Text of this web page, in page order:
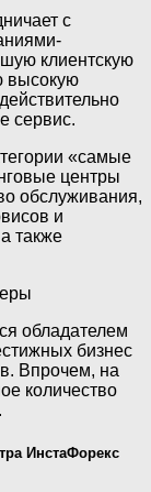
с
клиентскую
высокую
сервис.
«самые
центры
обслуживания,
и
также
обладателем
бизнес
Впрочем, на
количество
ИнстаФорекс